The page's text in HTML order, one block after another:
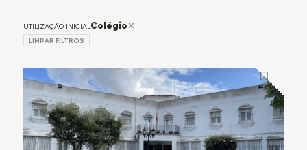
UTILIZAÇÃO INICIALColégio
LIMPAR FILTROS